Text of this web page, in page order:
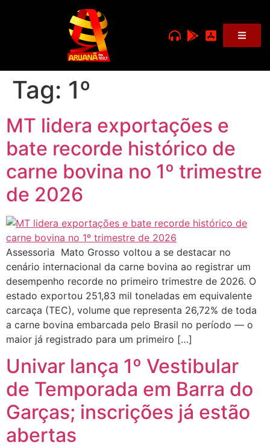
Tag: 1º
MT lidera exportações e
bate recorde histórico de
carne bovina no 1º trimestre
de 2026
Assessoria Mato Grosso voltou a se destacar no
cenário internacional da carne bovina ao registrar um
desempenho recorde no primeiro trimestre de 2026. O
estado exportou 251,83 mil toneladas em equivalente
carcaça (TEC), volume que representa 26,72% de toda
a carne bovina embarcada pelo Brasil no período — o
maior já registrado para um primeiro […]
Univar lança 1º Vestibular
de Temporada em Barra do
Garças; inscrições já estão
abertas